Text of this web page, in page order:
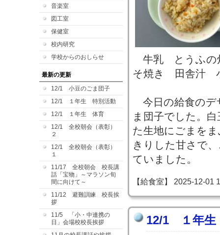
音楽室
図工室
保健室
校内研究
学校からのおしらせ
最新の更新
12/1 小豆のごま団子
12/1 １年生 特別活動
12/1 １年生 体育
12/1 全校朝会（表彰）
２
12/1 全校朝会（表彰）
１
11/17 全校朝会 校長講
話「宝物」～マラソン旬
間に向けて～
11/12 避難訓練 校長挨
拶
11/5 「小・中連携の
日」会場校校長挨拶
牛乳 とうふの
そ焼き 田舎汁
今日の給食のデ
ま団子でした。
た生地にごまを
きりした甘さで
ていました。
【給食室】 2025-12-01
12/1 １年